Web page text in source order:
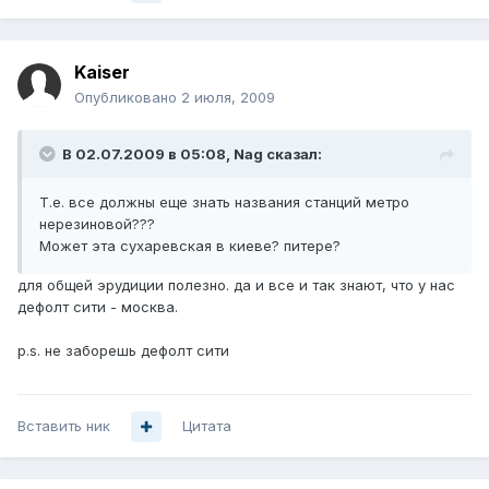
Kaiser
Опубликовано 2 июля, 2009
В 02.07.2009 в 05:08, Nag сказал:
Т.е. все должны еще знать названия станций метро
нерезиновой???
Может эта сухаревская в киеве? питере?
для общей эрудиции полезно. да и все и так знают, что у нас
дефолт сити - москва.
p.s. не заборешь дефолт сити
Вставить ник Цитата